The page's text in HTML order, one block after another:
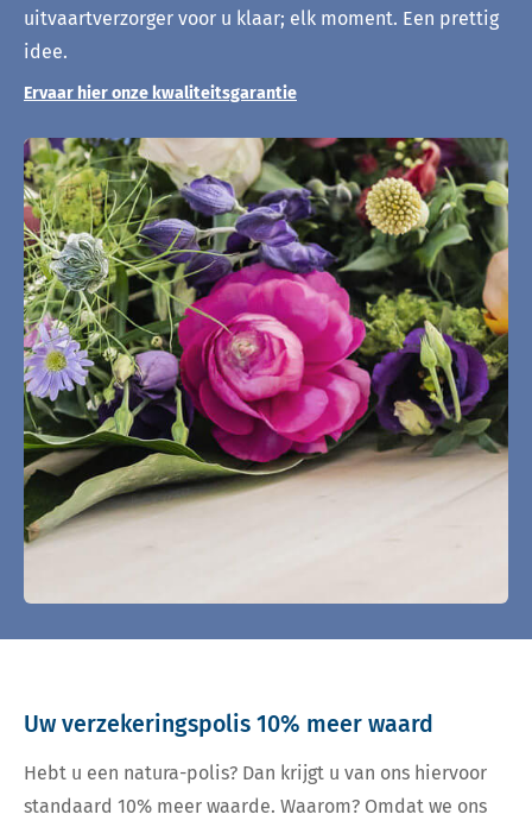
uitvaartverzorger voor u klaar; elk moment. Een prettig
idee.
Ervaar hier onze kwaliteitsgarantie
Uw verzekeringspolis 10% meer waard
Hebt u een natura-polis? Dan krijgt u van ons hiervoor
standaard 10% meer waarde. Waarom? Omdat we ons